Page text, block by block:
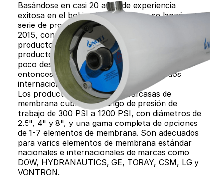
Basándose en casi 20 años de experiencia
exitosa en el bobinado de tanques, se lanzó esta
serie de productos de carcasas de membrana en
2015, con el objetivo de crear una colección de
productos para la industria del agua. Los
productos obtuvieron la certificación ASME
poco después del lanzamiento inicial y desde
entonces han alcanzado niveles avanzados
internacionales.
Los productos de la serie de carcasas de
membrana cubren un rango de presión de
trabajo de 300 PSI a 1200 PSI, con diámetros de
2.5", 4" y 8", y una gama completa de opciones
de 1-7 elementos de membrana. Son adecuados
para varios elementos de membrana estándar
nacionales e internacionales de marcas como
DOW, HYDRANAUTICS, GE, TORAY, CSM, LG y
VONTRON.